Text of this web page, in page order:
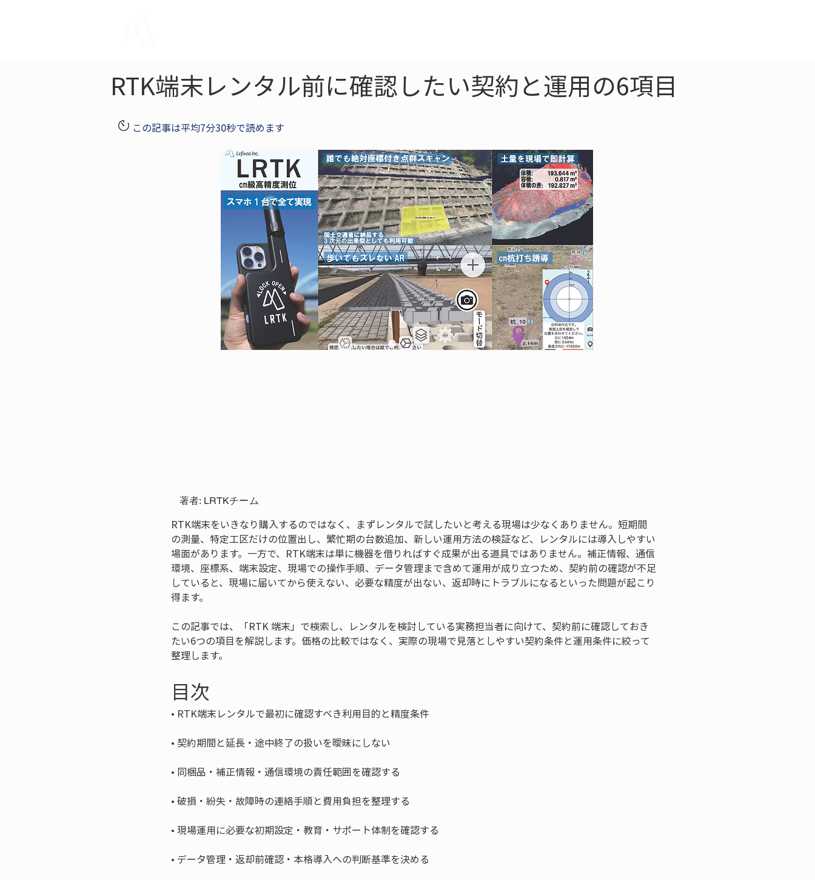
RTK端末レンタル前に確認したい契約と運用の6項目
この記事は平均7分30秒で読めます
著者: LRTKチーム
RTK端末をいきなり購入するのではなく、まずレンタルで試したいと考える現場は少なくありません。短期間
の測量、特定工区だけの位置出し、繁忙期の台数追加、新しい運用方法の検証など、レンタルには導入しやすい
場面があります。一方で、RTK端末は単に機器を借りればすぐ成果が出る道具ではありません。補正情報、通信
環境、座標系、端末設定、現場での操作手順、データ管理まで含めて運用が成り立つため、契約前の確認が不足
していると、現場に届いてから使えない、必要な精度が出ない、返却時にトラブルになるといった問題が起こり
得ます。
この記事では、「RTK 端末」で検索し、レンタルを検討している実務担当者に向けて、契約前に確認しておき
たい6つの項目を解説します。価格の比較ではなく、実際の現場で見落としやすい契約条件と運用条件に絞って
整理します。
目次
•
•
•
•
•
• データ管理・返却前確認・本格導入への判断基準を決める